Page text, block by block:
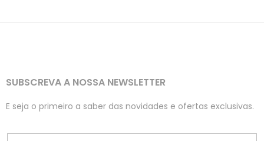
SUBSCREVA A NOSSA NEWSLETTER
E seja o primeiro a saber das novidades e ofertas exclusivas.